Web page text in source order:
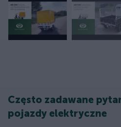
Często zadawane
pojazdy elektryczne